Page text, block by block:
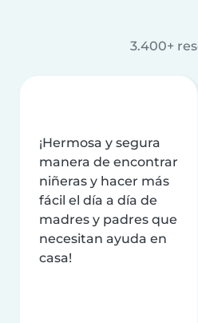
3.400+
¡Hermosa y segura
manera de encontrar
niñeras y hacer más
fácil el día a día de
madres y padres que
necesitan ayuda en
casa!